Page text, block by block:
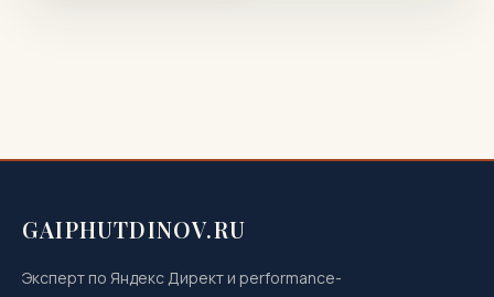
GAIPHUTDINOV.RU
Эксперт по Яндекс Директ и performance-